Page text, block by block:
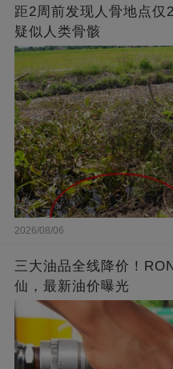
距2周前发现人骨地点仅
疑似人类骨骸
2026/08/06
三大油品全线降价！
仙，最新油价曝光